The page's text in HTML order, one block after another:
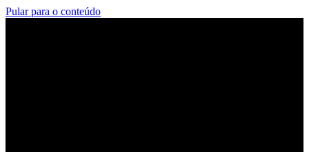
Pular para o conteúdo